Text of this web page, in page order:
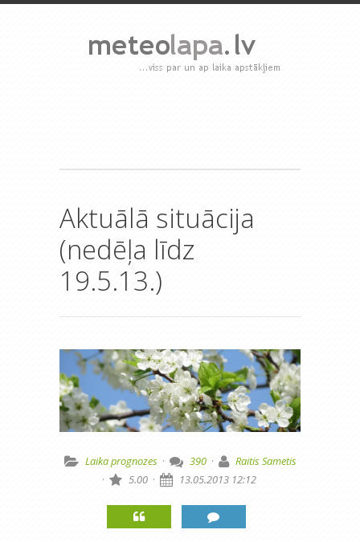
Aktuālā situācija
(nedēļa līdz
19.5.13.)
Laika prognozes · 390 ·
Raitis Sametis
·
5.00 · 13.05.2013 12:12